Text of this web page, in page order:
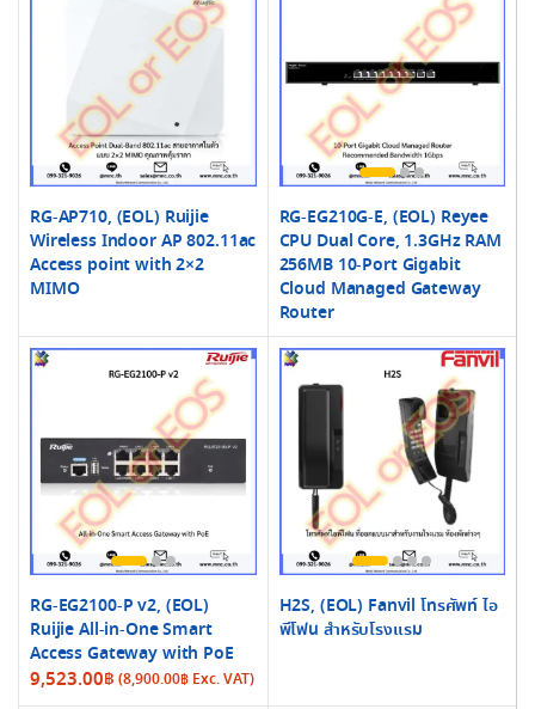
RG-AP710, (EOL) Ruijie
Wireless Indoor AP 802.11ac
Access point with 2×2
MIMO
RG-EG210G-E, (EOL) Reyee
CPU Dual Core, 1.3GHz RAM
256MB 10-Port Gigabit
Cloud Managed Gateway
Router
RG-EG2100-P v2, (EOL)
Ruijie All-in-One Smart
Access Gateway with PoE
9,523.00฿ (8,900.00฿ Exc. VAT)
H2S, (EOL) Fanvil โทรศัพท์ ไอ
พีโฟน สำหรับโรงแรม